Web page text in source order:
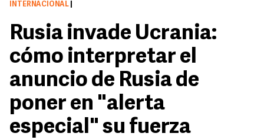
INTERNACIONAL
Rusia invade Ucrania:
cómo interpretar el
anuncio de Rusia de
poner en "alerta
especial" su fuerza